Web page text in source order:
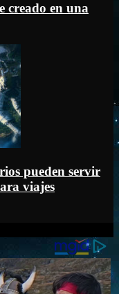
creado en una
pueden servir
viajes